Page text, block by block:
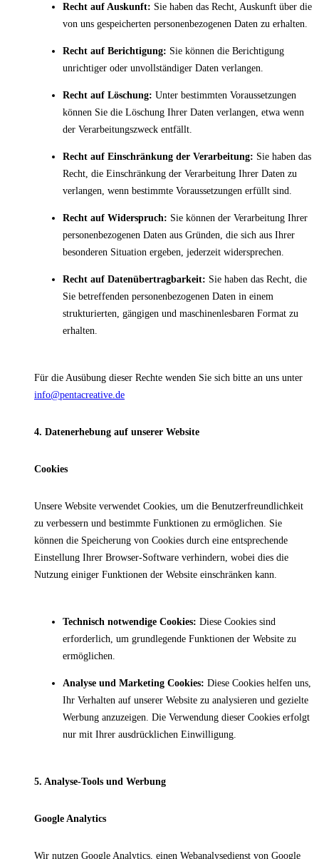
Recht auf Auskunft: Sie haben das Recht, Auskunft über die
von uns gespeicherten personenbezogenen Daten zu erhalten.
Recht auf Berichtigung: Sie können die Berichtigung
unrichtiger oder unvollständiger Daten verlangen.
Recht auf Löschung: Unter bestimmten Voraussetzungen
können Sie die Löschung Ihrer Daten verlangen, etwa wenn
der Verarbeitungszweck entfällt.
Recht auf Einschränkung der Verarbeitung: Sie haben das
Recht, die Einschränkung der Verarbeitung Ihrer Daten zu
verlangen, wenn bestimmte Voraussetzungen erfüllt sind.
Recht auf Widerspruch: Sie können der Verarbeitung Ihrer
personenbezogenen Daten aus Gründen, die sich aus Ihrer
besonderen Situation ergeben, jederzeit widersprechen.
Recht auf Datenübertragbarkeit: Sie haben das Recht, die
Sie betreffenden personenbezogenen Daten in einem
strukturierten, gängigen und maschinenlesbaren Format zu
erhalten.
Für die Ausübung dieser Rechte wenden Sie sich bitte an uns unter
info@pentacreative.de
4. Datenerhebung auf unserer Website
Cookies
Unsere Website verwendet Cookies, um die Benutzerfreundlichkeit
zu verbessern und bestimmte Funktionen zu ermöglichen. Sie
können die Speicherung von Cookies durch eine entsprechende
Einstellung Ihrer Browser-Software verhindern, wobei dies die
Nutzung einiger Funktionen der Website einschränken kann.
Technisch notwendige Cookies: Diese Cookies sind
erforderlich, um grundlegende Funktionen der Website zu
ermöglichen.
Analyse und Marketing Cookies: Diese Cookies helfen uns,
Ihr Verhalten auf unserer Website zu analysieren und gezielte
Werbung anzuzeigen. Die Verwendung dieser Cookies erfolgt
nur mit Ihrer ausdrücklichen Einwilligung.
5. Analyse-Tools und Werbung
Google Analytics
Wir nutzen Google Analytics, einen Webanalysedienst von Google